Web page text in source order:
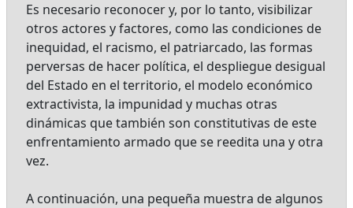
Es necesario reconocer y, por lo tanto, visibilizar
otros actores y factores, como las condiciones de
inequidad, el racismo, el patriarcado, las formas
perversas de hacer política, el despliegue desigual
del Estado en el territorio, el modelo económico
extractivista, la impunidad y muchas otras
dinámicas que también son constitutivas de este
enfrentamiento armado que se reedita una y otra
vez.
A continuación, una pequeña muestra de algunos